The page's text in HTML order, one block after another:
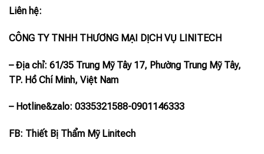
Liên hệ:
CÔNG TY TNHH THƯƠNG MẠI DỊCH VỤ LINITECH
– Địa chỉ: 61/35 Trung Mỹ Tây 17, Phường Trung Mỹ Tây,
TP. Hồ Chí Minh, Việt Nam
– Hotline&zalo: 0335321588-0901146333
FB: Thiết Bị Thẩm Mỹ Linitech